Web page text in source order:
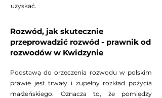
uzyskać.
Rozwód, jak skutecznie
przeprowadzić rozwód - prawnik od
rozwodów w Kwidzynie
Podstawą do orzeczenia rozwodu w polskim
prawie jest trwały i zupełny rozkład pożycia
małżeńskiego. Oznacza to, że pomiędzy